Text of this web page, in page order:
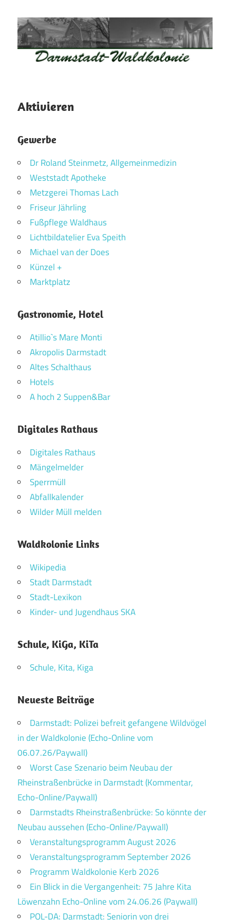
Inhalt
springen
Darmstadt
Altstadt
Weststadt
Darmstadt
Aktivieren
Gewerbe
Dr Roland Steinmetz, Allgemeinmedizin
Weststadt Apotheke
Metzgerei Thomas Lach
Friseur Jährling
Fußpflege Waldhaus
Lichtbildatelier Eva Speith
Michael van der Does
Künzel +
Marktplatz
Gastronomie, Hotel
Atillio`s Mare Monti
Akropolis Darmstadt
Altes Schalthaus
Hotels
A hoch 2 Suppen&Bar
Digitales Rathaus
Digitales Rathaus
Mängelmelder
Sperrmüll
Abfallkalender
Wilder Müll melden
Waldkolonie Links
Wikipedia
Stadt Darmstadt
Stadt-Lexikon
Kinder- und Jugendhaus SKA
Schule, KiGa, KiTa
Schule, Kita, Kiga
Neueste Beiträge
Darmstadt: Polizei befreit gefangene Wildvögel
in der Waldkolonie (Echo-Online vom
06.07.26/Paywall)
Worst Case Szenario beim Neubau der
Rheinstraßenbrücke in Darmstadt (Kommentar,
Echo-Online/Paywall)
Darmstadts Rheinstraßenbrücke: So könnte der
Neubau aussehen (Echo-Online/Paywall)
Veranstaltungsprogramm August 2026
Veranstaltungsprogramm September 2026
Programm Waldkolonie Kerb 2026
Ein Blick in die Vergangenheit: 75 Jahre Kita
Löwenzahn Echo-Online vom 24.06.26 (Paywall)
POL-DA: Darmstadt: Seniorin von drei